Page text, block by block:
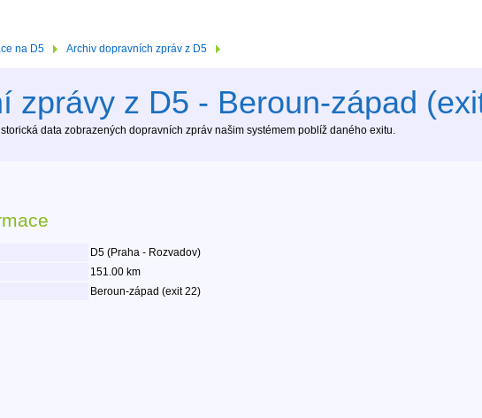
na D5 Archiv dopravních zpráv z D5
zprávy z D5 - Beroun-západ
data zobrazených dopravních zpráv našim systémem poblíž daného exitu.
D5 (Praha - Rozvadov)
151.00 km
Beroun-západ (exit 22)